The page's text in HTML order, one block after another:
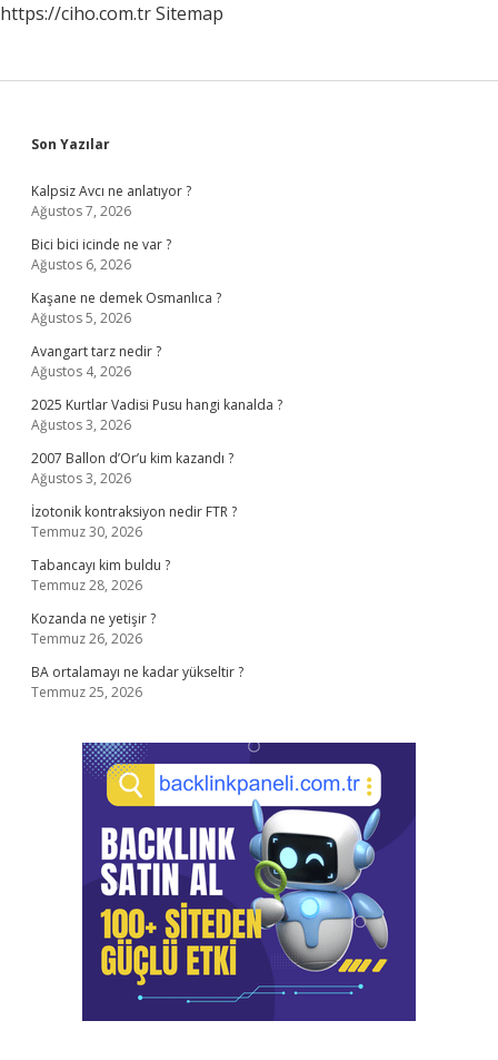
https://ciho.com.trSitemap
Sidebar
Son Yazılar
Kalpsiz Avcı ne anlatıyor ?
Ağustos 7, 2026
Bici bici icinde ne var ?
Ağustos 6, 2026
Kaşane ne demek Osmanlıca ?
Ağustos 5, 2026
Avangart tarz nedir ?
Ağustos 4, 2026
2025 Kurtlar Vadisi Pusu hangi kanalda ?
Ağustos 3, 2026
2007 Ballon d’Or’u kim kazandı ?
Ağustos 3, 2026
İzotonik kontraksiyon nedir FTR ?
Temmuz 30, 2026
Tabancayı kim buldu ?
Temmuz 28, 2026
Kozanda ne yetişir ?
Temmuz 26, 2026
BA ortalamayı ne kadar yükseltir ?
Temmuz 25, 2026